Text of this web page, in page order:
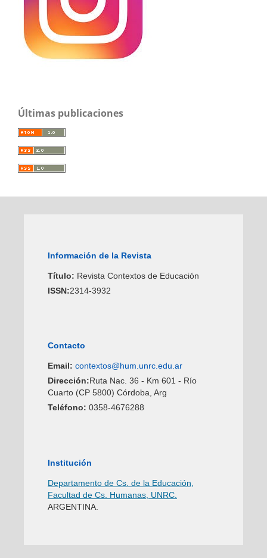
Últimas publicaciones
Información de la Revista
Título: Revista Contextos de Educación
ISSN:2314-3932
Contacto
Email: contextos@hum.unrc.edu.ar
Dirección:Ruta Nac. 36 - Km 601 - Río
Cuarto (CP 5800) Córdoba, Arg
Teléfono: 0358-4676288
Institución
Departamento de Cs. de la Educación,
Facultad de Cs. Humanas, UNRC.
ARGENTINA.